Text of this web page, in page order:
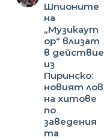
Шпионите
на
„Музикаут
ор“ влизат
в действие
из
Пиринско:
новият лов
на хитове
по
заведения
та